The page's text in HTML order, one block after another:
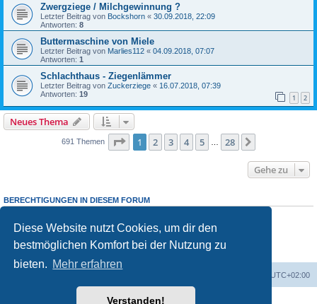
Diese Website nutzt Cookies, um dir den
bestmöglichen Komfort bei der Nutzung zu
bieten. Mehr erfahren
Verstanden!
Zwergziege / Milchgewinnung ?
Letzter Beitrag von Bockshorn « 30.09.2018, 22:09
Antworten: 8
Buttermaschine von Miele
Letzter Beitrag von Marlies112 « 04.09.2018, 07:07
Antworten: 1
Schlachthaus - Ziegenlämmer
Letzter Beitrag von Zuckerziege « 16.07.2018, 07:39
Antworten: 19 1 2
Neues Thema
691 Themen Seite 1von 28
1 2 3 4 5 … 28
Gehe zu
BERECHTIGUNGEN IN DIESEM FORUM
Du darfst keineAntworten zu Themen in diesem Forum erstellen.
Du darfst deine Beiträge in diesem Forumnichtändern.
Du darfst deine Beiträge in diesem Forum nicht löschen.
keine
UTC+02:00
Powered byphpBB® Forum Software © phpBB Limited